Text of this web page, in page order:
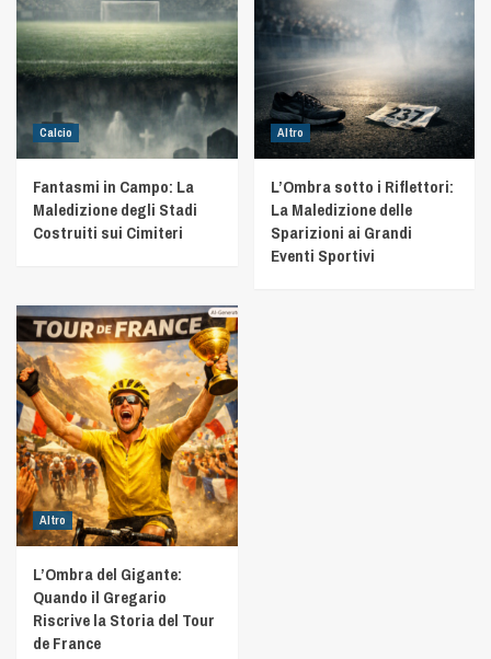
Calcio
Fantasmi in Campo: La
Maledizione degli Stadi
Costruiti sui Cimiteri
Altro
L’Ombra sotto i Riflettori:
La Maledizione delle
Sparizioni ai Grandi
Eventi Sportivi
Altro
L’Ombra del Gigante:
Quando il Gregario
Riscrive la Storia del Tour
de France